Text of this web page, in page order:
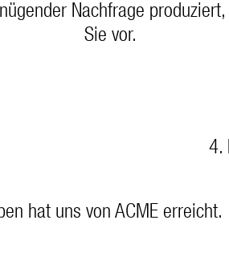
Nachfrage
Sie vor.
4.
hat uns von ACME erreicht.